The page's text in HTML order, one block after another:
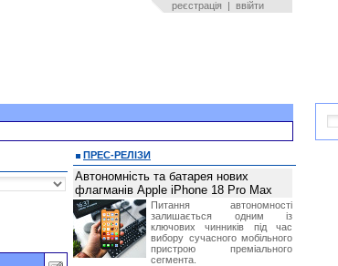
реєстрація | ввійти
ПРЕС-РЕЛІЗИ
Автономність та батарея нових
флагманів Apple iPhone 18 Pro Max
Питання автономності
залишається одним із
ключових чинників під час
вибору сучасного мобільного
пристрою преміального
сегмента.